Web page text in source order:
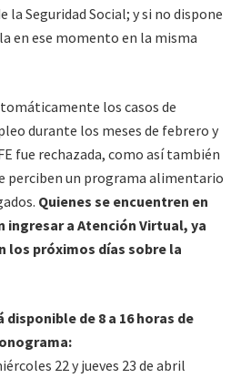
la Seguridad Social; y si no dispone
en ese momento en la misma
los casos de
durante los meses de febrero y
fue rechazada, como así también
perciben un programa alimentario
Quienes se encuentren en
ingresar a Atención Virtual, ya
los próximos días sobre la
de 8 a 16 horas de
22 y jueves 23 de abril